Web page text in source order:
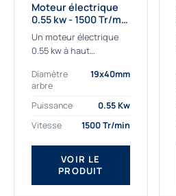
Moteur électrique
0.55 kw - 1500 Tr/min
- 230/400V - IE2
Un moteur électrique
0.55 kw à haut
applications les plus
exigeantes.
Notre moteur électrique
0.55 kw de référence
AGM2EL 80 M 4a...
Diamètre
arbre
19x40mm
Puissance
0.55 Kw
Vitesse
1500 Tr/min
VOIR LE
PRODUIT